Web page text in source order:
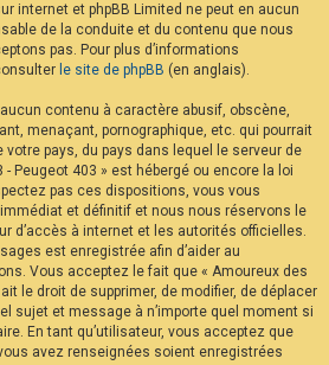
internet et phpBB Limited ne peut en aucun
de la conduite et du contenu que nous
pas. Pour plus d’informations
le site de phpBB (en anglais).
contenu à caractère abusif, obscène,
menaçant, pornographique, etc. qui pourrait
pays, du pays dans lequel le serveur de
Peugeot 403 » est hébergé ou encore la loi
pas ces dispositions, vous vous
et définitif et nous nous réservons le
d’accès à internet et les autorités officielles.
est enregistrée afin d’aider au
Vous acceptez le fait que « Amoureux des
le droit de supprimer, de modifier, de déplacer
sujet et message à n’importe quel moment si
En tant qu’utilisateur, vous acceptez que
avez renseignées soient enregistrées